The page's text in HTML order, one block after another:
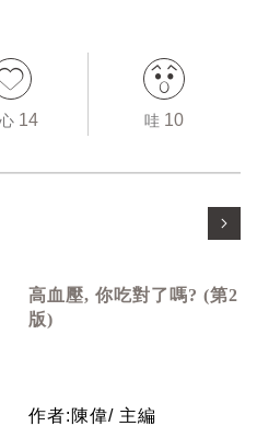
14 哇 10
高血壓, 你吃對了嗎? (第2
版)
作者:陳偉/ 主編